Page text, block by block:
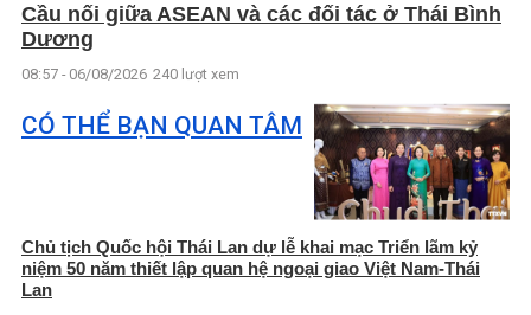
Cầu nối giữa ASEAN và các đối tác ở Thái Bình
Dương
08:57 - 06/08/2026 240 lượt xem
CÓ THỂ BẠN QUAN TÂM
Chủ tịch Quốc hội Thái Lan dự lễ khai mạc Triển lãm kỷ
niệm 50 năm thiết lập quan hệ ngoại giao Việt Nam-Thái
Lan